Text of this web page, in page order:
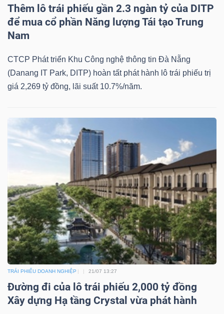
Thêm lô trái phiếu gần 2.3 ngàn tỷ của DITP
để mua cổ phần Năng lượng Tái tạo Trung
Nam
CTCP Phát triển Khu Công nghệ thông tin Đà Nẵng
(Danang IT Park, DITP) hoàn tất phát hành lô trái phiếu trị
giá 2,269 tỷ đồng, lãi suất 10.7%/năm.
TRÁI PHIẾU DOANH NGHIỆP 21/07 13:27
Đường đi của lô trái phiếu 2,000 tỷ đồng
Xây dựng Hạ tầng Crystal vừa phát hành
Tất cả Người nội bộ Người liên quan Cổ đông lớn
Tin
tức
(-)
viết
của
tác
Báo
cáo
phân
tích
(-)
Thuật
ngữ